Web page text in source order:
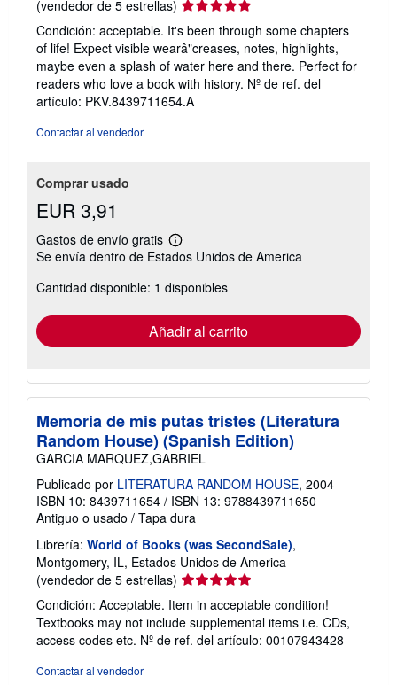
(vendedor de 5 estrellas) Calificación
del
vendedor:
5
de
5
estrellas
Condición: acceptable. It's been through some chapters
of life! Expect visible wearâ"creases, notes, highlights,
maybe even a splash of water here and there. Perfect for
readers who love a book with history. Nº de ref. del
artículo: PKV.8439711654.A
Contactar al vendedor
Comprar usado
EUR 3,91
Gastos de envío gratis
Más
información
las
tarifas
envío
Se envía dentro de Estados Unidos de America
Cantidad disponible: 1 disponibles
Añadir al carrito
Memoria de mis putas tristes (Literatura
Random House) (Spanish Edition)
GARCIA MARQUEZ,GABRIEL
Publicado por LITERATURA RANDOM HOUSE, 2004
ISBN 10: 8439711654 / ISBN 13: 9788439711650
Antiguo o usado / Tapa dura
Librería: World of Books (was SecondSale),
Montgomery, IL, Estados Unidos de America
(vendedor de 5 estrellas) Calificación
vendedor:
5
de
Condición: Acceptable. Item in acceptable condition!
Textbooks may not include supplemental items i.e. CDs,
access codes etc. Nº de ref. del artículo: 00107943428
Contactar al vendedor